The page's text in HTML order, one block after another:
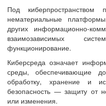
Под киберпространством
нематериальные
других информационно-
взаимозависимых
функционирование.
Киберсреда означает
среды, обеспечивающие
обработку, хранение и
безопасность — защиту от
или изменения.